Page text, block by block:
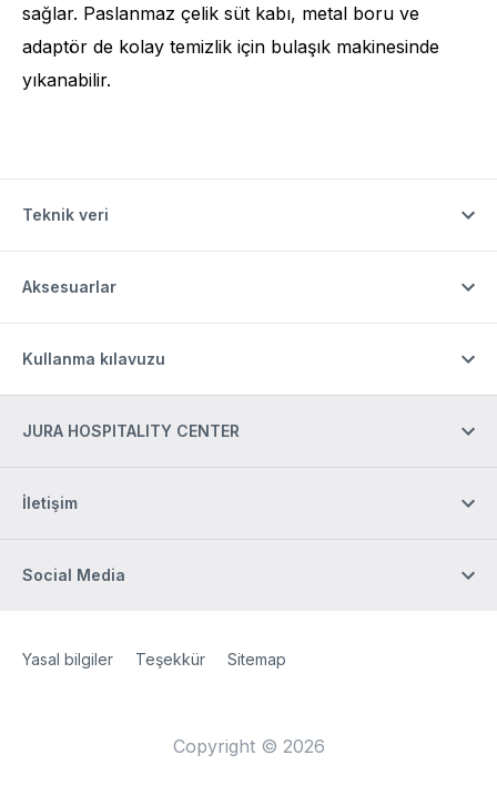
sağlar. Paslanmaz çelik süt kabı, metal boru ve
adaptör de kolay temizlik için bulaşık makinesinde
yıkanabilir.
Teknik veri
Aksesuarlar
Kullanma kılavuzu
JURA HOSPITALITY CENTER
İletişim
Social Media
Site Web
[Website information]
Yasal bilgiler Teşekkür Sitemap
Copyright © 2026